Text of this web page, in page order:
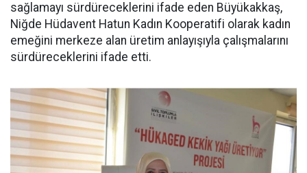
sağlamayı sürdüreceklerini ifade eden Büyükakkaş,
Niğde Hüdavent Hatun Kadın Kooperatifi olarak kadın
emeğini merkeze alan üretim anlayışıyla çalışmalarını
sürdüreceklerini ifade etti.